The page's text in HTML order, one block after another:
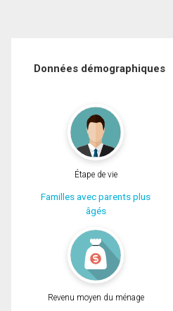
Données démographiques
Étape de vie
Familles avec parents plus
âgés
Revenu moyen du ménage